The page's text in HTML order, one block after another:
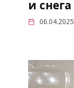
и снега
06.04.2025